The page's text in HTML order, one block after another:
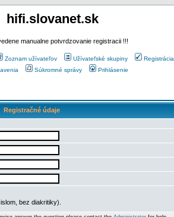
hifi.slovanet.sk
manualne potvrdzovanie registracii !!!
Zoznam užívateľov Užívateľské skupiny
Registrácia
Súkromné správy Prihlásenie
Registračné údaje
bez diakritiky).